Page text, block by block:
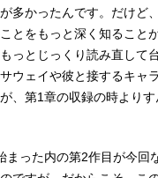
多かったんです。だけど
とをもっと深く知ること
っとじっくり読み直して
ウェイや彼と接するキャ
、第1章の収録の時より
まった内の第2作目が今回